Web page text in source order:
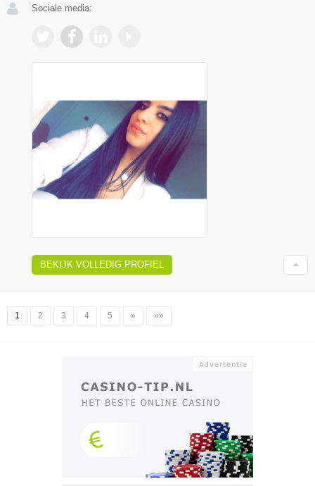
Sociale media:
BEKIJK VOLLEDIG PROFIEL
1 2 3 4 5 » »»